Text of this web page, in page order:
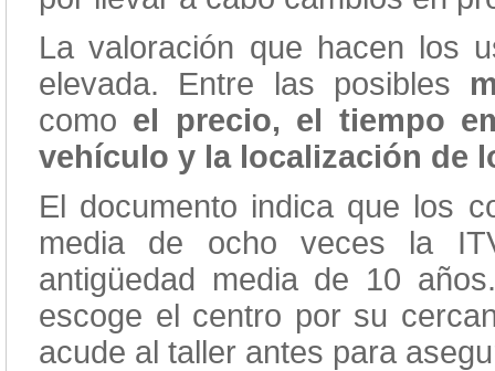
La valoración que hacen los
elevada. Entre las posibles
como el precio, el tiempo
vehículo y la localización de
El documento indica que los
media de ocho veces la
antigüedad media de 10
escoge el centro por su
acude al taller antes para